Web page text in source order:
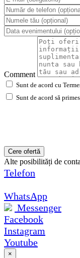
Comment
Sunt de acord cu
Sunt de acord să
Cere ofertă
Alte posibilități de
Telefon
WhatsApp
Messenger
Facebook
Instagram
Youtube
×